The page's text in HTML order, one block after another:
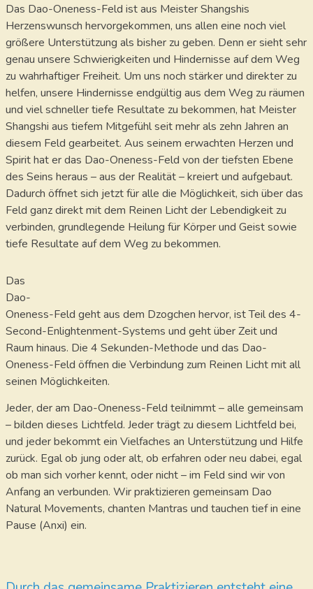
Das Dao-Oneness-Feld ist aus Meister Shangshis
Herzenswunsch hervorgekommen, uns allen eine noch viel
größere Unterstützung als bisher zu geben. Denn er sieht sehr
genau unsere Schwierigkeiten und Hindernisse auf dem Weg
zu wahrhaftiger Freiheit. Um uns noch stärker und direkter zu
helfen, unsere Hindernisse endgültig aus dem Weg zu räumen
und viel schneller tiefe Resultate zu bekommen, hat Meister
Shangshi aus tiefem Mitgefühl seit mehr als zehn Jahren an
diesem Feld gearbeitet. Aus seinem erwachten Herzen und
Spirit hat er das Dao-Oneness-Feld von der tiefsten Ebene
des Seins heraus – aus der Realität – kreiert und aufgebaut.
Dadurch öffnet sich jetzt für alle die Möglichkeit, sich über das
Feld ganz direkt mit dem Reinen Licht der Lebendigkeit zu
verbinden, grundlegende Heilung für Körper und Geist sowie
tiefe Resultate auf dem Weg zu bekommen.
Das
Dao-
Oneness-Feld geht aus dem Dzogchen hervor, ist Teil des 4-
Second-Enlightenment-Systems und geht über Zeit und
Raum hinaus. Die 4 Sekunden-Methode und das Dao-
Oneness-Feld öffnen die Verbindung zum Reinen Licht mit all
seinen Möglichkeiten.
Jeder, der am Dao-Oneness-Feld teilnimmt – alle gemeinsam
– bilden dieses Lichtfeld. Jeder trägt zu diesem Lichtfeld bei,
und jeder bekommt ein Vielfaches an Unterstützung und Hilfe
zurück. Egal ob jung oder alt, ob erfahren oder neu dabei, egal
ob man sich vorher kennt, oder nicht – im Feld sind wir von
Anfang an verbunden. Wir praktizieren gemeinsam Dao
Natural Movements, chanten Mantras und tauchen tief in eine
Pause (Anxi) ein.